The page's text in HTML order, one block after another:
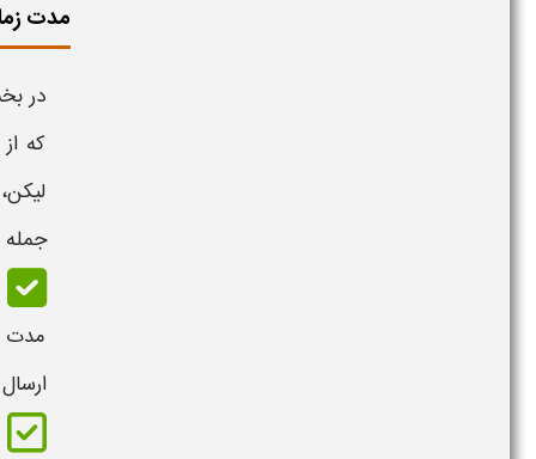
مدت
در
که
مدت